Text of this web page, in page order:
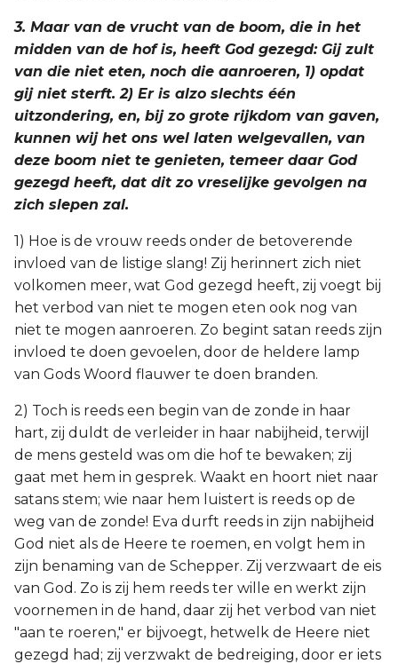
3. Maar van de vrucht van de boom, die in het
midden van de hof is, heeft God gezegd: Gij zult
van die niet eten, noch die aanroeren, 1) opdat
gij niet sterft. 2) Er is alzo slechts één
uitzondering, en, bij zo grote rijkdom van gaven,
kunnen wij het ons wel laten welgevallen, van
deze boom niet te genieten, temeer daar God
gezegd heeft, dat dit zo vreselijke gevolgen na
zich slepen zal.
1) Hoe is de vrouw reeds onder de betoverende
invloed van de listige slang! Zij herinnert zich niet
volkomen meer, wat God gezegd heeft, zij voegt bij
het verbod van niet te mogen eten ook nog van
niet te mogen aanroeren. Zo begint satan reeds zijn
invloed te doen gevoelen, door de heldere lamp
van Gods Woord flauwer te doen branden.
2) Toch is reeds een begin van de zonde in haar
hart, zij duldt de verleider in haar nabijheid, terwijl
de mens gesteld was om die hof te bewaken; zij
gaat met hem in gesprek. Waakt en hoort niet naar
satans stem; wie naar hem luistert is reeds op de
weg van de zonde! Eva durft reeds in zijn nabijheid
God niet als de Heere te roemen, en volgt hem in
zijn benaming van de Schepper. Zij verzwaart de eis
van God. Zo is zij hem reeds ter wille en werkt zijn
voornemen in de hand, daar zij het verbod van niet
"aan te roeren," er bijvoegt, hetwelk de Heere niet
gezegd had; zij verzwakt de bedreiging, door er iets